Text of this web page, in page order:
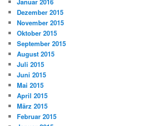
Dezember 2015
November 2015
Oktober 2015
September 2015
August 2015
Juli 2015
Juni 2015
Mai 2015
April 2015
März 2015
Februar 2015